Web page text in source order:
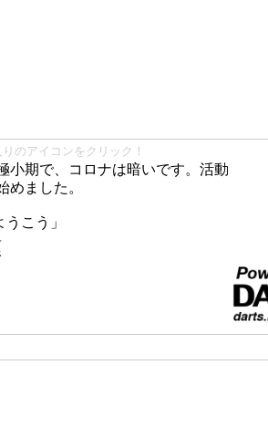
のアイコンをクリック！
小期で、コロナは暗いです。活動
めました。
うこう」